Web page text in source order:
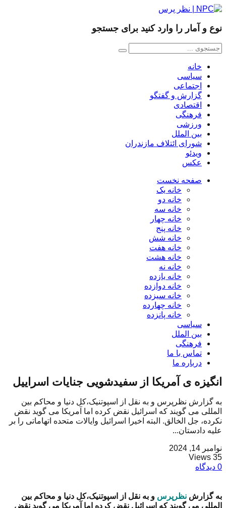
نوع و آمار را وارد کنید برای جستجو
خانه
سیاسی
اجتماعی
گزارش و گفتگو
اقتصادی
فرهنگی
ورزشی
بین الملل
شورای ائتلاف مازندران
ویدئو
عکس
صفحه نخست
خانه یک
خانه دو
خانه سه
خانه چهار
خانه پنج
خانه شش
خانه هفت
خانه هشت
خانه نه
خانه یازده
خانه دوازده
خانه سیزده
خانه چهارده
خانه پانزده
سیاسی
بین الملل
فرهنگی
تماس با ما
درباره ما
انگیزه ی آمریکا از سفیدشویی جنایات اسراییل
به گزارش نظرپرس و به نقل از اسپوتنیک،کل دنیا و محاکم بین
المللی می گویند که اسرائیل نقض کرده اما آمریکا می گوید نقض
نکرده، جل الخالق. البته اخیرا اسرائیل وایالات متحده اتهاماتی را بر
علیه دادستان...
نوامبر 14, 2024
35 Views
0 دیدگاه
به گزارش نظرپرس و به نقل از اسپوتنیک،کل دنیا و محاکم بین
المللی می گویند که اسرائیل نقض کرده اما آمریکا می گوید نقض